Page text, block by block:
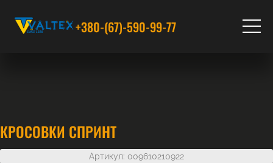
+380-(67)-590-99-77
КРОСОВКИ СПРИНТ
Артикул: 009610210922